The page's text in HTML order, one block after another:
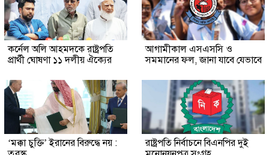
কর্নেল অলি আহমদকে রাষ্ট্রপতি
প্রার্থী ঘোষণা ১১ দলীয় ঐক্যের
আগামীকাল এসএসসি ও
সমমানের ফল, জানা যাবে যেভাবে
‘মক্কা চুক্তি’ ইরানের বিরুদ্ধে নয় :
রাষ্ট্রপতি নির্বাচনে বিএনপির দুই